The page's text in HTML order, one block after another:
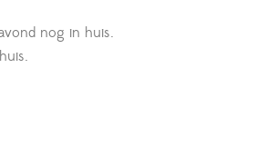
nog in huis.